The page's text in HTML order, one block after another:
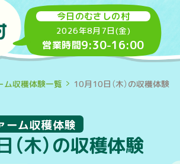
今日のむさしの村
2026年8月7日(金)
営業時間9:30-16:00
ム収穫体験一覧 10月10日（木）の収穫体験
木）の収穫体験
ーム収穫体験